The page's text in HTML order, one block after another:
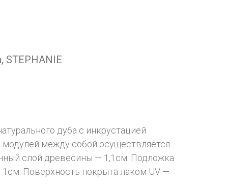
дуба с инкрустацией
между собой осуществляется
слой древесины — 1,1см. Подложка
Поверхность покрыта лаком UV —